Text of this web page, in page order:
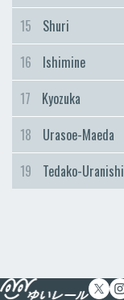
15
Shuri
16
Ishimine
17
Kyozuka
18
Urasoe-Maeda
19
Tedako-Uranishi